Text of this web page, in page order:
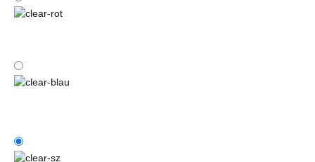
clear-rot
clear-blau